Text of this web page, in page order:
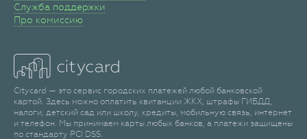
Служба поддержки
Про комиссию
Citycard — это сервис городских платежей любой банковской
картой. Здесь можно оплатить квитанции ЖКХ, штрафы ГИБДД,
налоги, детский сад или школу, кредиты, мобильную связь, интернет
и телефон. Мы принимаем карты любых банков, а платежи защищены
по стандарту PCI DSS.